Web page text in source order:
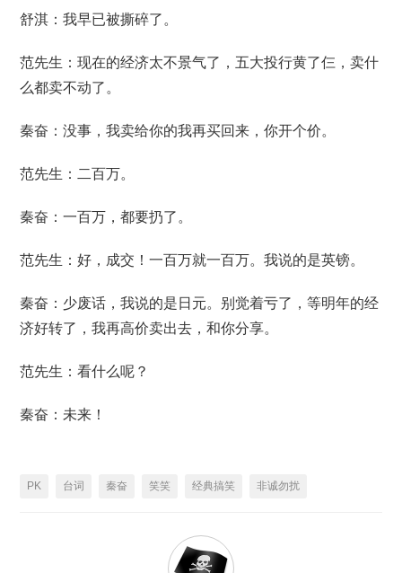
舒淇：我早已被撕碎了。
范先生：现在的经济太不景气了，五大投行黄了仨，卖什
么都卖不动了。
秦奋：没事，我卖给你的我再买回来，你开个价。
范先生：二百万。
秦奋：一百万，都要扔了。
范先生：好，成交！一百万就一百万。我说的是英镑。
秦奋：少废话，我说的是日元。别觉着亏了，等明年的经
济好转了，我再高价卖出去，和你分享。
范先生：看什么呢？
秦奋：未来！
PK 台词 秦奋 笑笑 经典搞笑 非诚勿扰